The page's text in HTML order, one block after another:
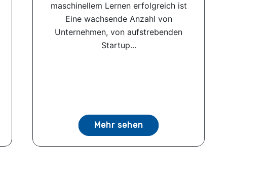
maschinellem Lernen erfolgreich ist
Eine wachsende Anzahl von
Unternehmen, von aufstrebenden
Startup...
Mehr sehen